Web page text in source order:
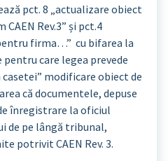
pct. 8 „actualizare obiect
Rev.3” și pct.4
firma…” cu bifarea la
pentru care legea prevede
modificare obiect de
că documentele, depuse
înregistrare la oficiul
de pe lângă tribunal,
potrivit CAEN Rev. 3.